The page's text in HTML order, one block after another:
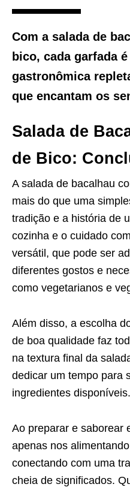
Com a salada de
bico, cada garfada
gastronômica
que encantam os
Salada de
de Bico:
A salada de bacalhau
mais do que uma
tradição e a história de
cozinha e o cuidado
versátil, que pode ser
diferentes gostos e
como vegetarianos e
Além disso, a escolha
de boa qualidade faz
na textura final da
dedicar um tempo para
ingredientes disponíveis.
Ao preparar e saborear
apenas nos
conectando com uma
cheia de significados.